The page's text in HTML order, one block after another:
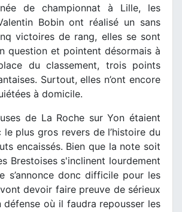
de championnat à Lille, les
Bobin ont réalisé un sans
victoires de rang, elles se sont
question et pointent désormais à
du classement, trois points
Surtout, elles n’ont encore
à domicile.
de La Roche sur Yon étaient
plus gros revers de l’histoire du
encaissés. Bien que la note soit
Brestoises s'inclinent lourdement
s’annonce donc difficile pour les
devoir faire preuve de sérieux
défense où il faudra repousser les